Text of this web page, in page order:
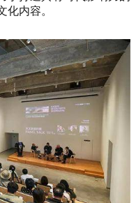
化内容。